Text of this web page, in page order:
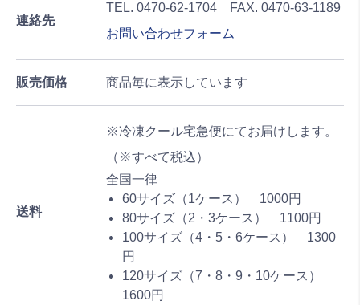
連絡先
TEL. 0470-62-1704 FAX. 0470-63-1189
お問い合わせフォーム
販売価格 商品毎に表示しています
送料
※冷凍クール宅急便にてお届けします。
（※すべて税込）
全国一律
60サイズ（1ケース） 1000円
80サイズ（2・3ケース） 1100円
100サイズ（4・5・6ケース） 1300
円
120サイズ（7・8・9・10ケース）
1600円